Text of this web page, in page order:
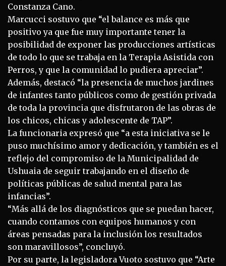
Constanza Cano.
Marcucci sostuvo que “el balance es más que
positivo ya que fue muy importante tener la
posibilidad de exponer las producciones artísticas
de todo lo que se trabaja en la Terapia Asistida con
Perros, y que la comunidad lo pudiera apreciar”.
Además, destacó “la presencia de muchos jardines
de infantes tanto públicos como de gestión privada
de toda la provincia que disfrutaron de las obras de
los chicos, chicas y adolescente de TAP”.
La funcionaria expresó que “a esta iniciativa se le
puso muchísimo amor y dedicación, y también es el
reflejo del compromiso de la Municipalidad de
Ushuaia de seguir trabajando en el diseño de
políticas públicas de salud mental para las
infancias”.
“Más allá de los diagnósticos que se puedan hacer,
cuando contamos con equipos humanos y con
áreas pensadas para la inclusión los resultados
son maravillosos”, concluyó.
Por su parte, la legisladora Vuoto sostuvo que “Arte